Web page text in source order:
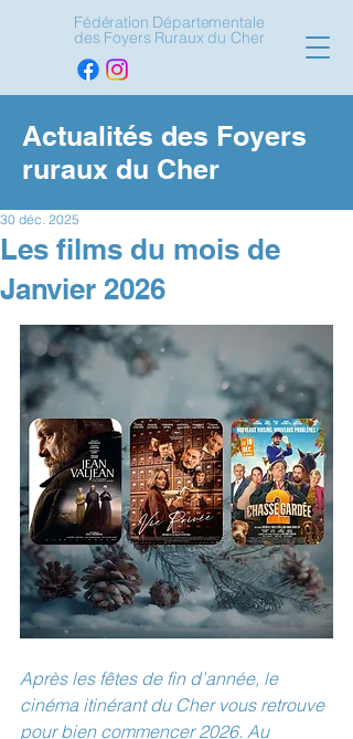
Fédération Départementale
des Foyers Ruraux du Cher
Actualités des Foyers
ruraux du Cher
Les films du mois de
Janvier 2026
30 déc. 2025
Après les fêtes de fin d’année, le
cinéma itinérant du Cher vous retrouve
pour bien commencer 2026. Au